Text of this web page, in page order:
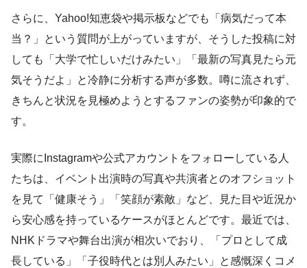
さらに、Yahoo!知恵袋や掲示板などでも「病気だって本
当？」という質問が上がっていますが、そうした投稿に対
しても「大学で忙しいだけみたい」「最新の写真見たら元
気そうだよ」と冷静に分析する声が多数。噂に流されず、
きちんと状況を見極めようとするファンの姿勢が印象的で
す。
実際にInstagramや公式アカウントをフォローしている人
たちは、イベント出演時の写真や共演者とのオフショット
を見て「健康そう」「笑顔が素敵」など、見た目や近況か
ら安心感を持っているケースがほとんどです。最近では、
NHKドラマや舞台出演が相次いでおり、「プロとして成
長している」「子役時代とは別人みたい」と感慨深くコメ